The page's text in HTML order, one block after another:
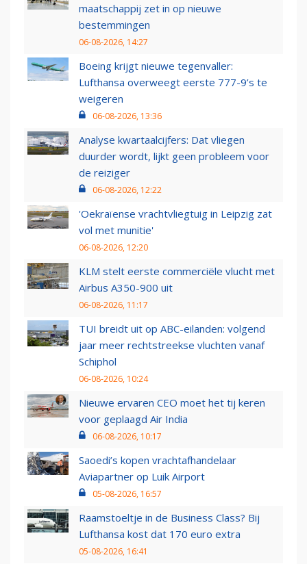
maatschappij zet in op nieuwe
bestemmingen
06-08-2026, 14:27
Boeing krijgt nieuwe tegenvaller:
Lufthansa overweegt eerste 777-9’s te
weigeren
06-08-2026, 13:36
Analyse kwartaalcijfers: Dat vliegen
duurder wordt, lijkt geen probleem voor
de reiziger
06-08-2026, 12:22
'Oekraïense vrachtvliegtuig in Leipzig zat
vol met munitie'
06-08-2026, 12:20
KLM stelt eerste commerciële vlucht met
Airbus A350-900 uit
06-08-2026, 11:17
TUI breidt uit op ABC-eilanden: volgend
jaar meer rechtstreekse vluchten vanaf
Schiphol
06-08-2026, 10:24
Nieuwe ervaren CEO moet het tij keren
voor geplaagd Air India
06-08-2026, 10:17
Saoedi’s kopen vrachtafhandelaar
Aviapartner op Luik Airport
05-08-2026, 16:57
Raamstoeltje in de Business Class? Bij
Lufthansa kost dat 170 euro extra
05-08-2026, 16:41